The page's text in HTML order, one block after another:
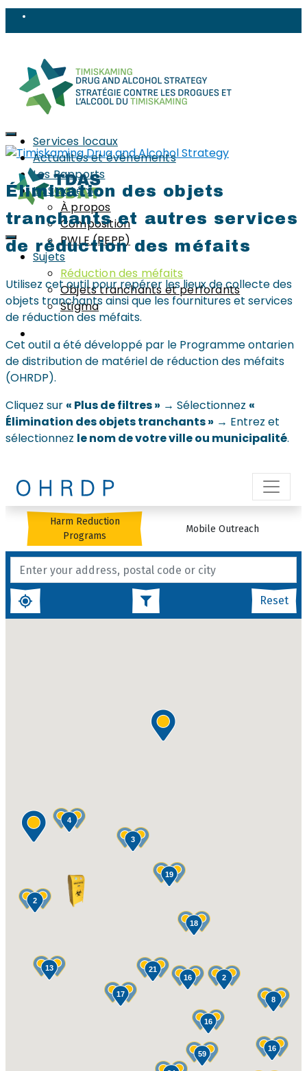
Services locaux
Actualités et événements
Les Rapports
La Stratégie
À propos
Composition
PWLE (PEPP)
Sujets
Réduction des méfaits
Objets tranchants et perforants
Stigma
Élimination des objets
tranchants et autres services
de réduction des méfaits
Utilisez cet outil pour repérer les lieux de collecte des
objets tranchants ainsi que les fournitures et services
de réduction des méfaits.
Cet outil a été développé par le Programme ontarien
de distribution de matériel de réduction des méfaits
(OHRDP).
Cliquez sur « Plus de filtres » → Sélectionnez «
Élimination des objets tranchants » → Entrez et
sélectionnez le nom de votre ville ou municipalité.